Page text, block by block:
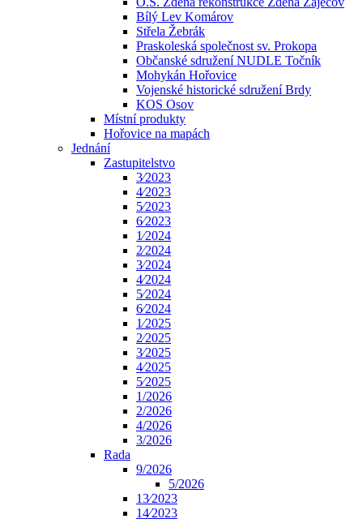
Bílý Lev Komárov
Střela Žebrák
Praskoleská společnost sv. Prokopa
Občanské sdružení NUDLE Točník
Mohykán Hořovice
Vojenské historické sdružení Brdy
KOS Osov
Místní produkty
Hořovice na mapách
Jednání
Zastupitelstvo
3⁄2023
4⁄2023
5⁄2023
6⁄2023
1⁄2024
2⁄2024
3⁄2024
4⁄2024
5⁄2024
6⁄2024
1⁄2025
2⁄2025
3⁄2025
4⁄2025
5⁄2025
1/2026
2/2026
4/2026
3/2026
Rada
9/2026
5/2026
13⁄2023
14⁄2023